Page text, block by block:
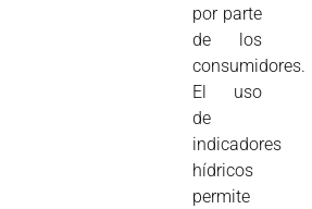
por parte
de los
consumidores.
El uso
de
indicadores
hídricos
permite